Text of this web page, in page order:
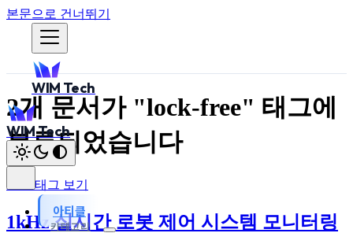
본문으로 건너뛰기
WIM Tech
WIM Tech
아티클
카테고리
2개 문서가 "lock-free" 태그에
분류되었습니다
모든 태그 보기
1kHz 실시간 로봇 제어 시스템 모니터링